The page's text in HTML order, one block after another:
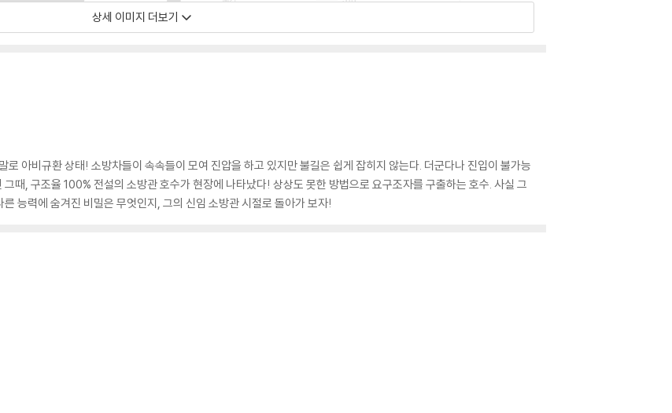
상세 이미지 더보기
로 아비규환 상태! 소방차들이 속속들이 모여 진압을 하고 있지만 불길은 쉽게 잡히지 않는다. 더군다나 진입이 불가능
때, 구조율 100% 전설의 소방관 호수가 현장에 나타났다! 상상도 못한 방법으로 요구조자를 구출하는 호수. 사실 그
능력에 숨겨진 비밀은 무엇인지, 그의 신임 소방관 시절로 돌아가 보자!